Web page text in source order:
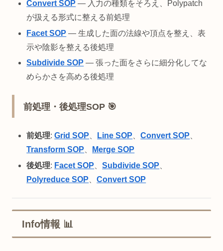
Convert SOP — 入力の種類をそろえ、Polypatch
が扱える形式に整える前処理
Facet SOP — 生成した面の法線や頂点を整え、表
示や陰影を整える後処理
Subdivide SOP — 張った面をさらに細分化してな
めらかさを高める後処理
前処理・後処理SOP 🎯
前処理:Grid SOP Line SOP 、Convert SOP
Transform SOP
Merge SOP
後処理: Facet SOP 、Subdivide SOP
Polyreduce SOP 、Convert SOP
Info情報 📊